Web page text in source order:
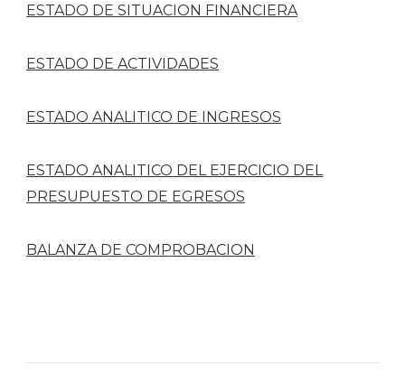
ESTADO DE SITUACION FINANCIERA
ESTADO DE ACTIVIDADES
ESTADO ANALITICO DE INGRESOS
ESTADO ANALITICO DEL EJERCICIO DEL
PRESUPUESTO DE EGRESOS
BALANZA DE COMPROBACION